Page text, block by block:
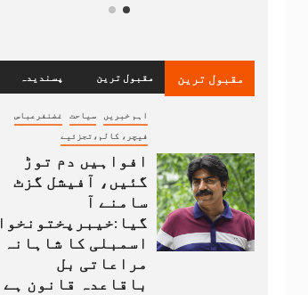
مقبول ترین مقبول ترین پسندیدہ
اہم خبریں سیاحت غضنفرعباس
فیچر، کالم،تجزئیے
افواہیں دم توڑ
گئیں، آفیشل گزٹ
سامنے آ
گیا:خیبرپختونخوا
اسمبلی کا شاہانہ
مراعاتی بل
باقاعدہ قانون ہے